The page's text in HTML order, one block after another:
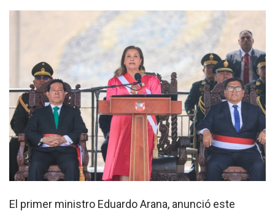
El primer ministro Eduardo Arana, anunció este